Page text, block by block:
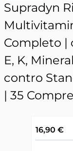
Supradyn
Completo |
E, K,
contro
| 35
16,90 €